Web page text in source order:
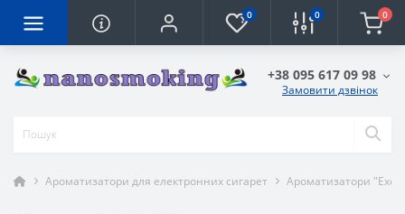
0 0 0
+38 095 617 09 98
Замовити дзвінок
Ароматизатори для електронних сигарет Ароматизатори